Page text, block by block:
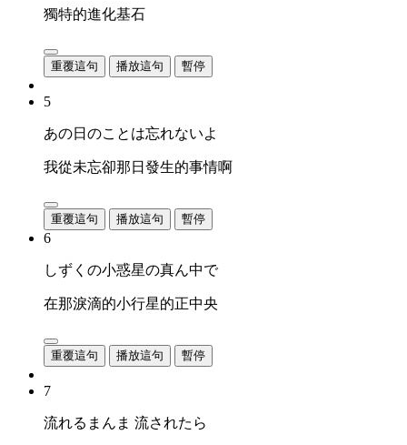
獨特的進化基石
重覆這句 播放這句 暫停
5
あの日のことは忘れないよ
我從未忘卻那日發生的事情啊
重覆這句 播放這句 暫停
6
しずくの小惑星の真ん中で
在那淚滴的小行星的正中央
重覆這句 播放這句 暫停
7
流れるまんま 流されたら